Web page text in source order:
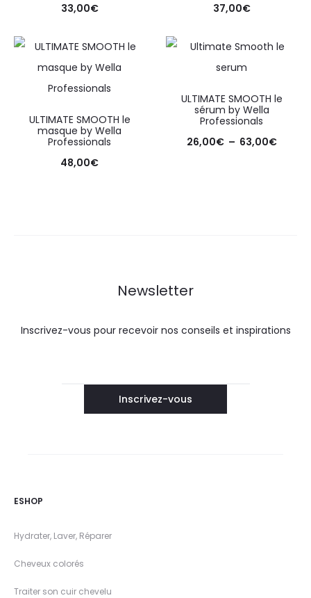
33,00€
37,00€
ULTIMATE SMOOTH le
masque by Wella
Professionals
48,00€
ULTIMATE SMOOTH le
sérum by Wella
Professionals
26,00€ – 63,00€
Newsletter
Inscrivez-vous pour recevoir nos conseils et inspirations
ESHOP
Hydrater, Laver, Réparer
Cheveux colorés
Traiter son cuir chevelu